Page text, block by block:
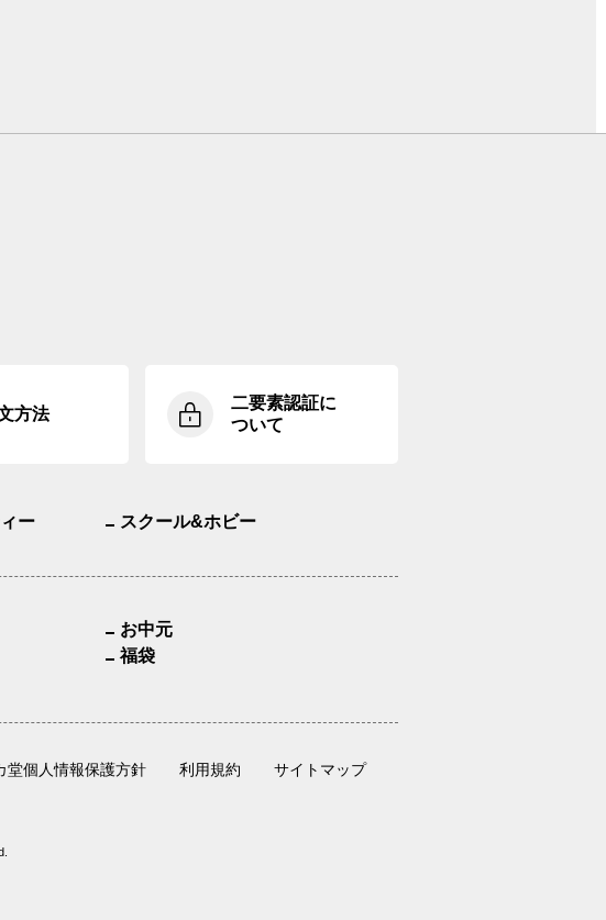
方法
二要素認証に
ついて
ー スクール&ホビー
お中元
福袋
堂個人情報保護方針 利用規約 サイトマップ